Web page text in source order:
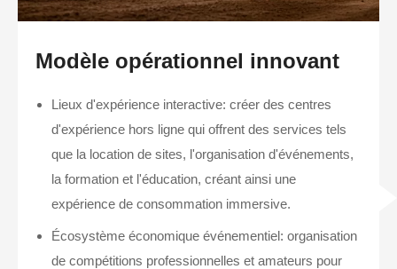
Modèle opérationnel innovant
Lieux d'expérience interactive: créer des centres
d'expérience hors ligne qui offrent des services tels
que la location de sites, l'organisation d'événements,
la formation et l'éducation, créant ainsi une
expérience de consommation immersive.
Écosystème économique événementiel: organisation
de compétitions professionnelles et amateurs pour